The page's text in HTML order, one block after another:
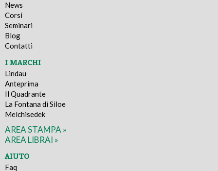
News
Corsi
Seminari
Blog
Contatti
I MARCHI
Lindau
Anteprima
Il Quadrante
La Fontana di Siloe
Melchisedek
AREA STAMPA »
AREA LIBRAI »
AIUTO
Faq